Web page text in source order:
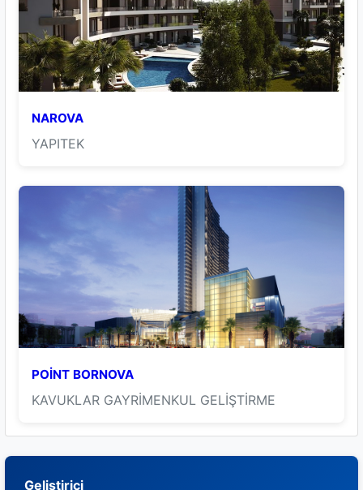
NAROVA
YAPITEK
POİNT BORNOVA
KAVUKLAR GAYRİMENKUL GELİŞTİRME
Geliştirici